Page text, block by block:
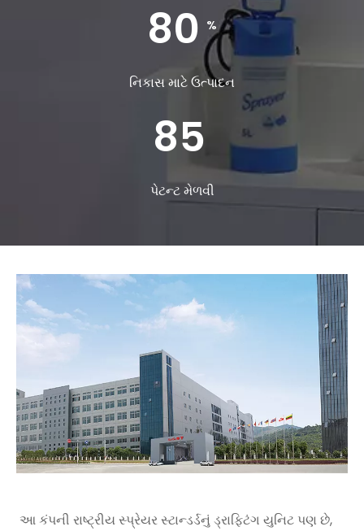
80 %
નિકાસ માટે ઉત્પાદન
85
પેટન્ટ મેળવી
આ કંપની રાષ્ટ્રીય સ્પ્રેયર સ્ટાન્ડર્ડનું ડ્રાફ્ટિંગ યુનિટ પણ છે,